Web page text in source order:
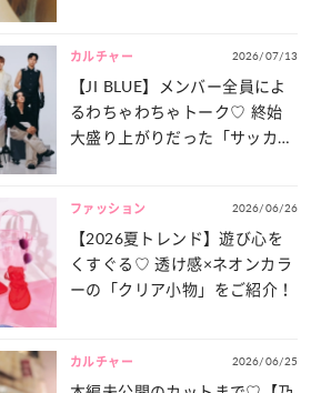
カルチャー 2026/07/13
【JI BLUE】メンバー全員によ
るわちゃわちゃトーク♡ 終始
大盛り上がりだった「サッカー
ファッション 2026/06/26
【2026夏トレンド】遊び心を
くすぐる♡ 透け感×ネオンカラ
ーの「クリア小物」をご紹介！
カルチャー 2026/06/25